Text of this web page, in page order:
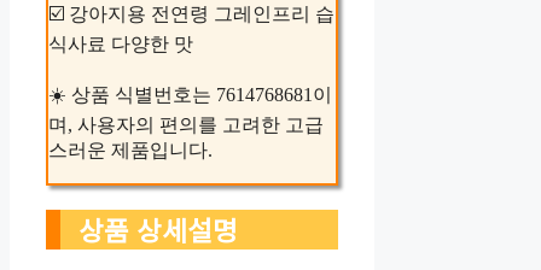
☑️ 강아지용 전연령 그레인프리 습
식사료 다양한 맛
☀️ 상품 식별번호는 7614768681이
며, 사용자의 편의를 고려한 고급
스러운 제품입니다.
상품 상세설명